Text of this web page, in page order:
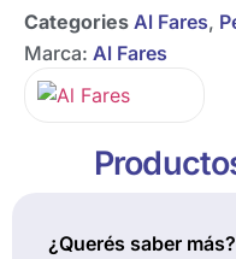
Categories Al Fares,
Marca: Al Fares
¿Querés saber más?